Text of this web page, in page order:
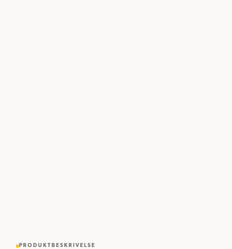
PRODUKTBESKRIVELSE